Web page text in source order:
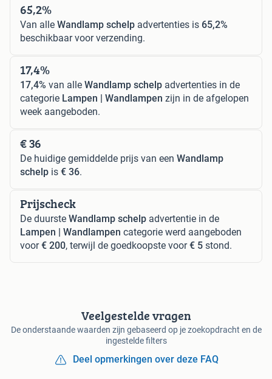
65,2%
Van alle Wandlamp schelp advertenties is 65,2%
beschikbaar voor verzending.
17,4%
17,4% van alle Wandlamp schelp advertenties in de
categorie Lampen | Wandlampen zijn in de afgelopen
week aangeboden.
€ 36
De huidige gemiddelde prijs van een Wandlamp
schelp is € 36.
Prijscheck
De duurste Wandlamp schelp advertentie in de
Lampen | Wandlampen categorie werd aangeboden
voor€ 200, terwijl de goedkoopste voor€ 5 stond.
Veelgestelde vragen
De onderstaande waarden zijn gebaseerd op je zoekopdracht en de
ingestelde filters
Deel opmerkingen over deze FAQ